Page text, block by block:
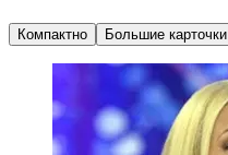
Компактно Большие карточки